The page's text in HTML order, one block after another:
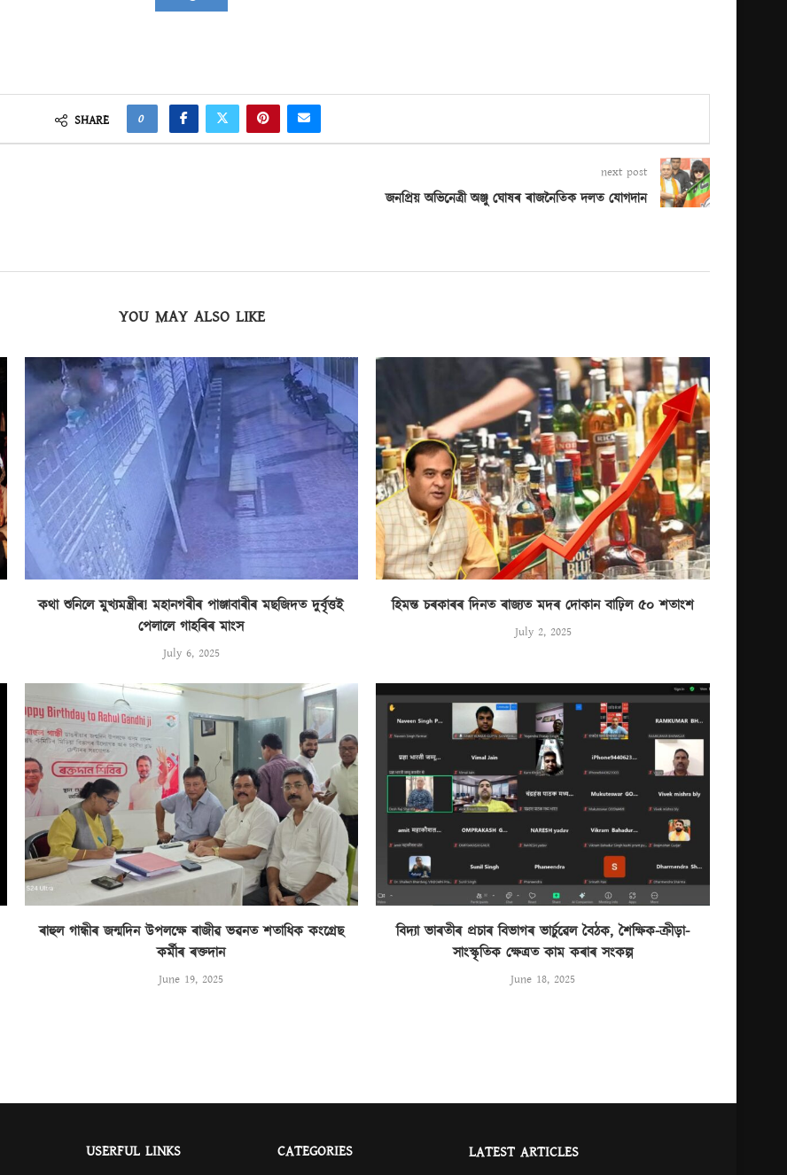
SHARE 0
next post
জনপ্ৰিয় অভিনেত্ৰী অঞ্জু ঘোষৰ ৰাজনৈতিক দলত যোগদান
YOU MAY ALSO LIKE
কথা শুনিলে মুখ্যমন্ত্ৰীৰ! মহানগৰীৰ পাঞ্জাবাৰীৰ মছজিদত দুৰ্বৃত্তই
পেলালে গাহৰিৰ মাংস
July 6, 2025
হিমন্ত চৰকাৰৰ দিনত ৰাজ্যত মদৰ দোকান বাঢ়িল ৫০ শতাংশ
July 2, 2025
ৰাহুল গান্ধীৰ জন্মদিন উপলক্ষে ৰাজীৱ ভৱনত শতাধিক কংগ্ৰেছ
কৰ্মীৰ ৰক্তদান
June 19, 2025
বিদ্যা ভাৰতীৰ প্ৰচাৰ বিভাগৰ ভাৰ্চুৱেল বৈঠক, শৈক্ষিক-ক্ৰীড়া-
সাংস্কৃতিক ক্ষেত্ৰত কাম কৰাৰ সংকল্প
June 18, 2025
USERFUL LINKS CATEGORIES LATEST ARTICLES